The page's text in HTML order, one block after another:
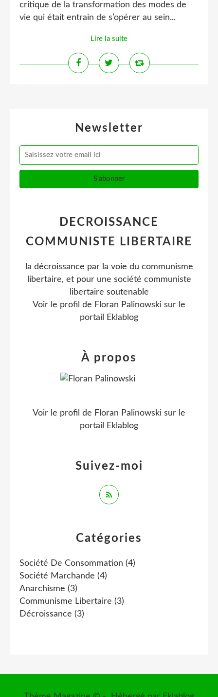
critique de la transformation des modes de
vie qui était entrain de s’opérer au sein...
Lire la suite
Newsletter
Catégories
Société De Consommation (4)
Société Marchande (4)
Anarchisme (3)
Communisme Libertaire (3)
Décroissance (3)
DECROISSANCE
COMMUNISTE LIBERTAIRE
la décroissance par la voie du communisme
libertaire, et pour une société communiste
libertaire soutenable
Voir le profil de Floran Palinowski sur le
portail Eklablog
Suivez-moi
À propos
Voir le profil de Floran Palinowski sur le
portail Eklablog